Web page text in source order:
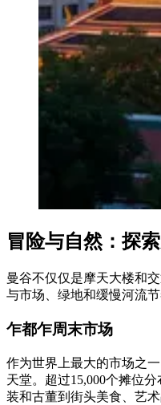
冒险与自然：探
曼谷不仅仅是摩天大楼和
与市场、绿地和缓慢河流节
乍都乍周末市场
作为世界上最大的市场之
天堂。超过15,000个摊位
装和古董到街头美食、艺